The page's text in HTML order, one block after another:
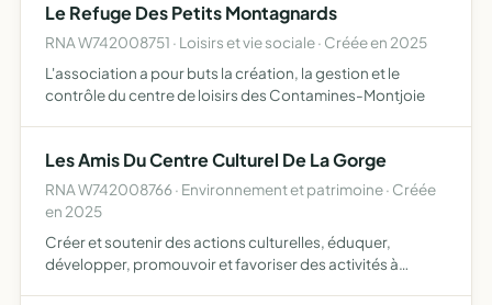
Le Refuge Des Petits Montagnards
RNA W742008751 · Loisirs et vie sociale · Créée en 2025
L'association a pour buts la création, la gestion et le
contrôle du centre de loisirs des Contamines-Montjoie
Les Amis Du Centre Culturel De La Gorge
RNA W742008766 · Environnement et patrimoine · Créée
en 2025
Créer et soutenir des actions culturelles, éduquer,
développer, promouvoir et favoriser des activités à